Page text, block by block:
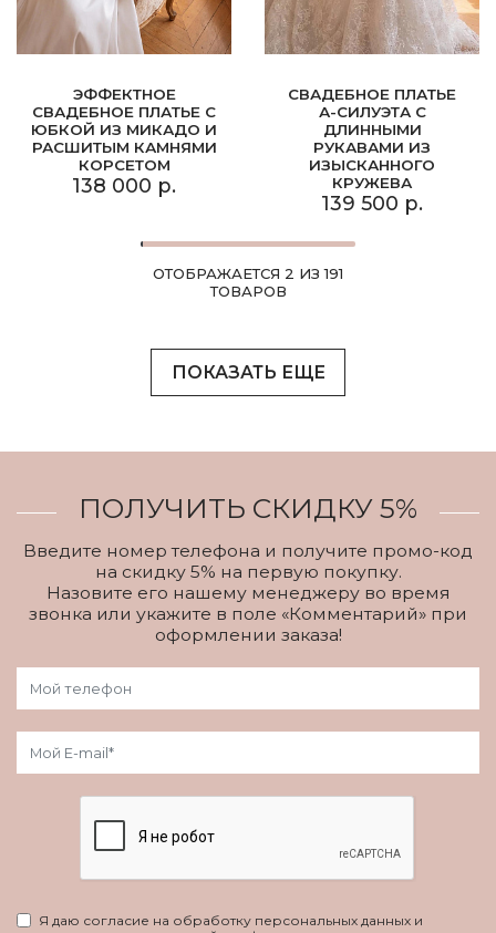
ЭФФЕКТНОЕ
СВАДЕБНОЕ ПЛАТЬЕ С
ЮБКОЙ ИЗ МИКАДО И
РАСШИТЫМ КАМНЯМИ
КОРСЕТОМ
138 000 р.
СВАДЕБНОЕ ПЛАТЬЕ
А-СИЛУЭТА С
ДЛИННЫМИ
РУКАВАМИ ИЗ
ИЗЫСКАННОГО
КРУЖЕВА
139 500 р.
ОТОБРАЖАЕТСЯ 2 ИЗ 191
ТОВАРОВ
ПОКАЗАТЬ ЕЩЕ
ПОЛУЧИТЬ СКИДКУ 5%
Введите номер телефона и получите промо-код
на скидку 5% на первую покупку.
Назовите его нашему менеджеру во время
звонка или укажите в поле «Комментарий» при
оформлении заказа!
Я даю согласие на обработку персональных данных и